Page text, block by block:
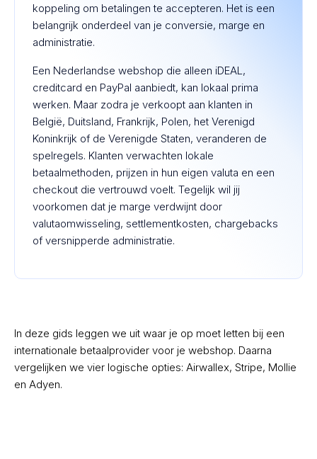
koppeling om betalingen te accepteren. Het is een
belangrijk onderdeel van je conversie, marge en
administratie.
Een Nederlandse webshop die alleen iDEAL,
creditcard en PayPal aanbiedt, kan lokaal prima
werken. Maar zodra je verkoopt aan klanten in
België, Duitsland, Frankrijk, Polen, het Verenigd
Koninkrijk of de Verenigde Staten, veranderen de
spelregels. Klanten verwachten lokale
betaalmethoden, prijzen in hun eigen valuta en een
checkout die vertrouwd voelt. Tegelijk wil jij
voorkomen dat je marge verdwijnt door
valutaomwisseling, settlementkosten, chargebacks
of versnipperde administratie.
In deze gids leggen we uit waar je op moet letten bij een
internationale betaalprovider voor je webshop. Daarna
vergelijken we vier logische opties: Airwallex, Stripe, Mollie
en Adyen.